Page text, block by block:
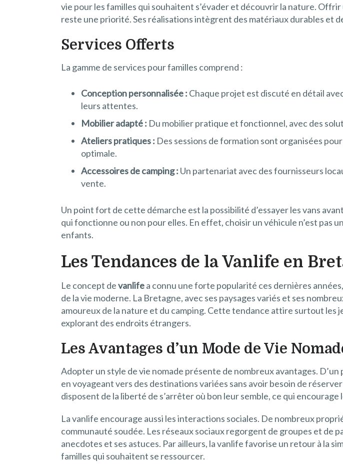
vie pour les familles qui souhaitent s’évader et découvrir la nature.
reste une priorité. Ses réalisations intègrent des matériaux durables et
Services Offerts
La gamme de services pour familles comprend :
Conception personnalisée : Chaque projet est discuté en détail
leurs attentes.
Mobilier adapté : Du mobilier pratique et fonctionnel, avec des
Ateliers pratiques : Des sessions de formation sont organisées
optimale.
Accessoires de camping : Un partenariat avec des fournisseurs
vente.
Un point fort de cette démarche est la possibilité d’essayer les vans
qui fonctionne ou non pour elles. En effet, choisir un véhicule n’est pas
enfants.
Les Tendances de laVanlife en
Le concept devanlifea connu une forte popularité ces dernières
de la vie moderne. La Bretagne, avec ses paysages variés et ses
amoureux de la nature et du camping. Cette tendance attire surtout les
explorant des endroits étrangers.
Les Avantages d’un Mode de Vie
Adopter un style de vie nomade présente de nombreux avantages.
en voyageant vers des destinations variées sans avoir besoin de
disposent de la liberté de s’arrêter où bon leur semble, ce qui
La vanlife encourage aussi les interactions sociales. De nombreux
communauté soudée. Les réseaux sociaux regorgent de groupes et de
anecdotes et ses astuces. Par ailleurs, la vanlife favorise un retour à la
familles qui souhaitent se ressourcer.